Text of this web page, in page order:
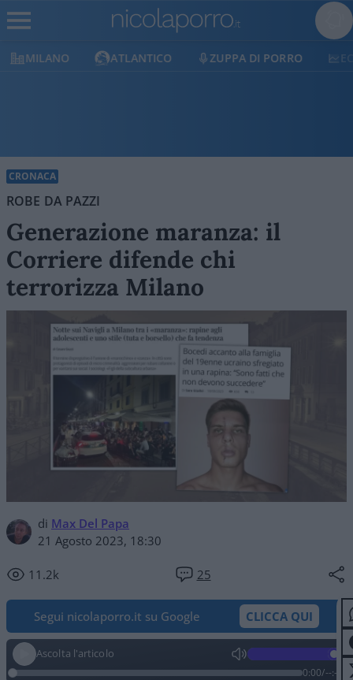
MILANO ATLANTICO ZUPPA DI PORRO
CRONACA
ROBE DA PAZZI
Generazione maranza: il
Corriere difende chi
terrorizza Milano
di Max Del Papa
21 Agosto 2023, 18:30
11.2k 25
Segui nicolaporro.it su Google CLICCA QUI
Ascolta l'articolo
0:00/--:--